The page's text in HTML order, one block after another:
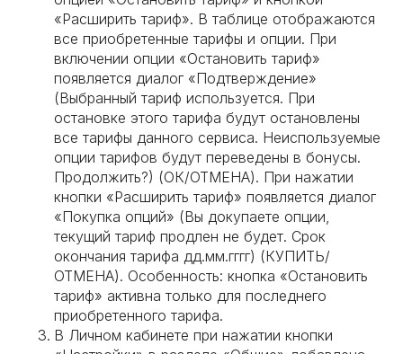
«Расширить тариф». В таблице отображаются
все приобретенные тарифы и опции. При
включении опции «Остановить тариф»
появляется диалог «Подтверждение»
(Выбранный тариф используется. При
остановке этого тарифа будут остановлены
все тарифы данного сервиса. Неиспользуемые
опции тарифов будут переведены в бонусы.
Продолжить?) (ОК/ОТМЕНА). При нажатии
кнопки «Расширить тариф» появляется диалог
«Покупка опций» (Вы докупаете опции,
текущий тариф продлен не будет. Срок
окончания тарифа дд.мм.гггг) (КУПИТЬ/
ОТМЕНА). Особенность: кнопка «Остановить
тариф» активна только для последнего
приобретенного тарифа.
В Личном кабинете при нажатии кнопки